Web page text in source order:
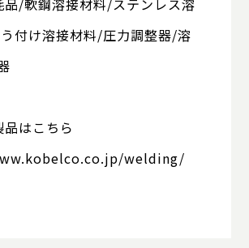
品/軟鋼溶接材料/ステンレス溶
付け溶接材料/圧力調整器/溶
はこちら
welding/